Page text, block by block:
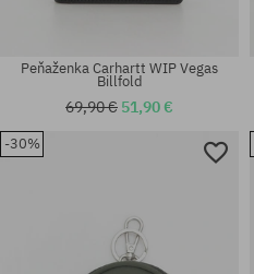
Peňaženka Carhartt WIP Vegas
Billfold
69,90 € 51,90 €
-30%